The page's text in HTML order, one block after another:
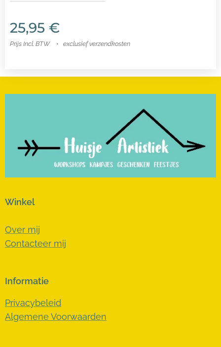
25,95 €
Prijs Incl. BTW exclusief verzendkosten
Winkel
Over mij
Contacteer mij
Informatie
Privacybeleid
Algemene Voorwaarden